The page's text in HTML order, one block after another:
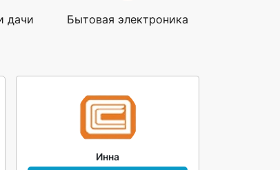
дачи Бытовая электроника
Инна